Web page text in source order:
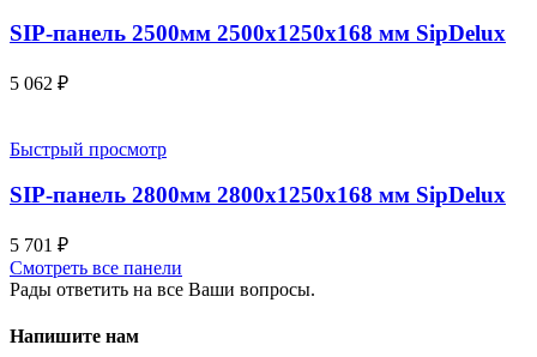
SIP-панель 2500мм 2500x1250x168 мм SipDelux
5 062 ₽
Быстрый просмотр
SIP-панель 2800мм 2800x1250x168 мм SipDelux
5 701 ₽
Смотреть все панели
Рады ответить на все Ваши вопросы.
Напишите нам